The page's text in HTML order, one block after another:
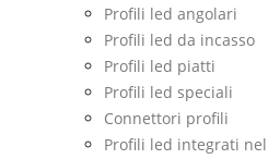
Profili led angolari
Profili led da incasso
Profili led piatti
Profili led speciali
Connettori profili
Profili led integrati